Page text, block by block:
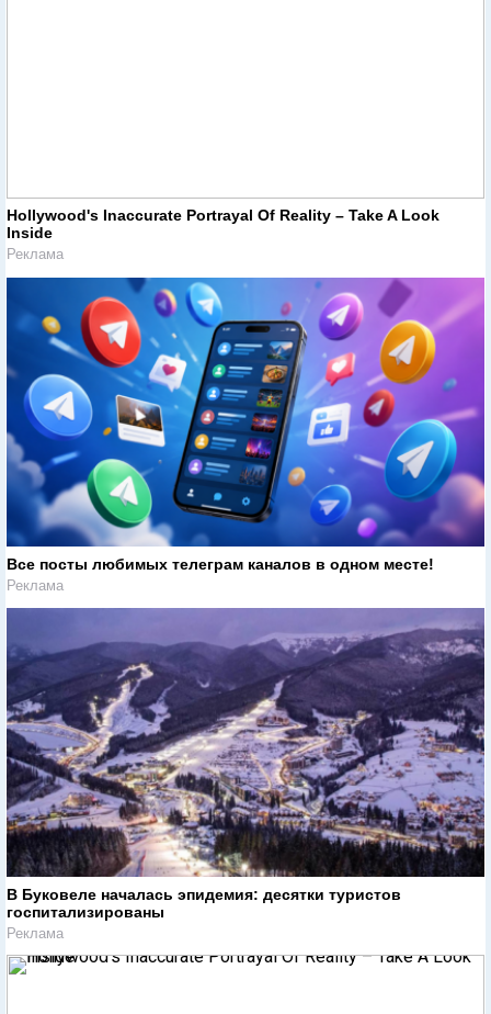
Hollywood's Inaccurate Portrayal Of Reality – Take A Look
Inside
Реклама
Все посты любимых телеграм каналов в одном месте!
Реклама
В Буковеле началась эпидемия: десятки туристов
госпитализированы
Реклама